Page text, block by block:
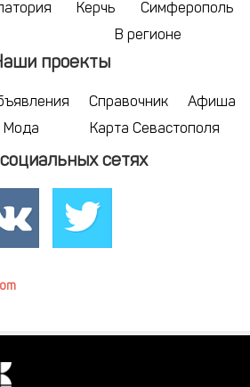
Керчь
Симферополь
В регионе
проекты
Справочник
Афиша
Мода Карта Севастополя
сетях